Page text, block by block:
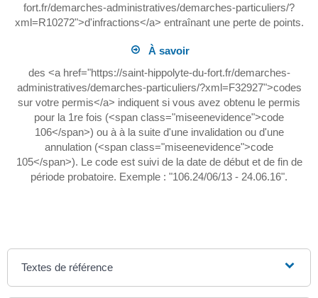
fort.fr/demarches-administratives/demarches-particuliers/?
xml=R10272">d'infractions</a> entraînant une perte de points.
À savoir
des <a href="https://saint-hippolyte-du-fort.fr/demarches-
administratives/demarches-particuliers/?xml=F32927">codes
sur votre permis</a> indiquent si vous avez obtenu le permis
pour la 1re fois (<span class="miseenevidence">code
106</span>) ou à à la suite d'une invalidation ou d'une
annulation (<span class="miseenevidence">code
105</span>). Le code est suivi de la date de début et de fin de
période probatoire. Exemple : "106.24/06/13 - 24.06.16".
Textes de référence